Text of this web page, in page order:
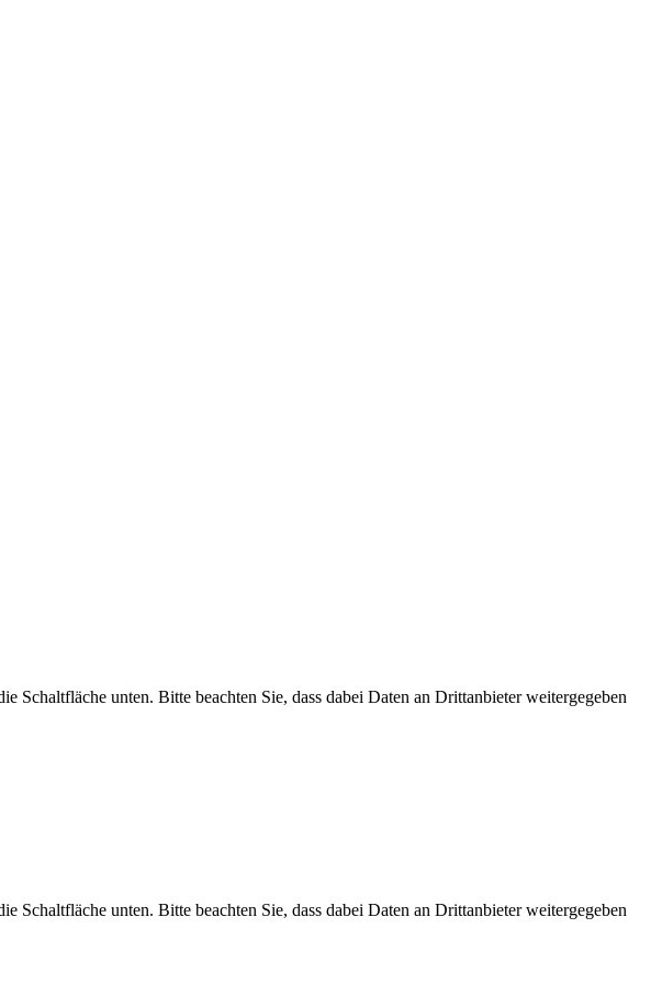
Schaltfläche unten. Bitte beachten Sie, dass dabei Daten an Drittanbieter weitergegeben
Schaltfläche unten. Bitte beachten Sie, dass dabei Daten an Drittanbieter weitergegeben